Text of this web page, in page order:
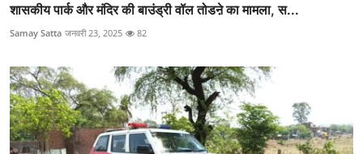
शासकीय पार्क और मंदिर की बाउंड्री वॉल तोडऩे का मामला, स...
Samay Satta जनवरी 23, 2025 82